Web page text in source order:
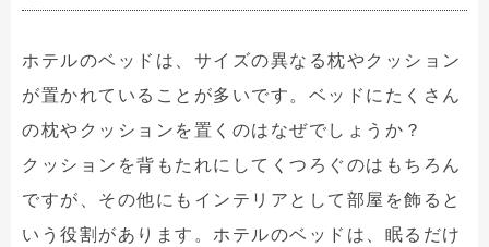
ホテルのベッドは、サイズの異なる枕やクッション
が置かれていることが多いです。ベッドにたくさん
の枕やクッションを置くのはなぜでしょうか？
クッションを背もたれにしてくつろぐのはもちろん
ですが、その他にもインテリアとして部屋を飾ると
いう役割があります。ホテルのベッドは、眠るだけ